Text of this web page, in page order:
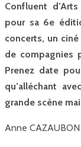
Confluent
pour sa 6e
concerts, un
de compagnies
Prenez date
qu’alléchant
grande scène
Anne CAZAUBON